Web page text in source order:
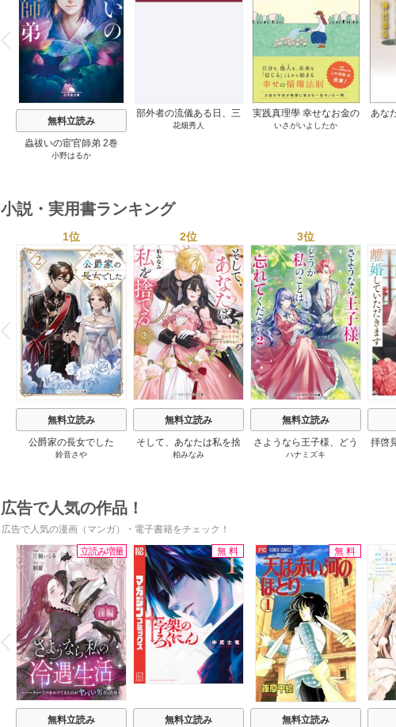
P
r
e
v
i
o
u
s
無料立読み
蟲祓いの宦官師弟 2巻
小野はるか
部外者の流儀ある日、三
木たかしの5000曲を託さ
花畑秀人
実践真理學 幸せなお金の
使い方編 1巻
いさがいよしたか
あな
小説・実用書ランキング
P
r
e
v
i
o
u
s
1位
無料立読み
公爵家の長女でした
鈴音さや
2位
無料立読み
そして、あなたは私を捨
てる
柏みなみ
3位
無料立読み
さようなら王子様、どう
か私のことは忘れてくだ
ハナミズキ
拝啓
広告で人気の作品！
広告で人気の漫画（マンガ）・電子書籍をチェック！
P
r
e
v
i
o
u
s
立読み増量
無料立読み
無料
無料立読み
無料
無料立読み